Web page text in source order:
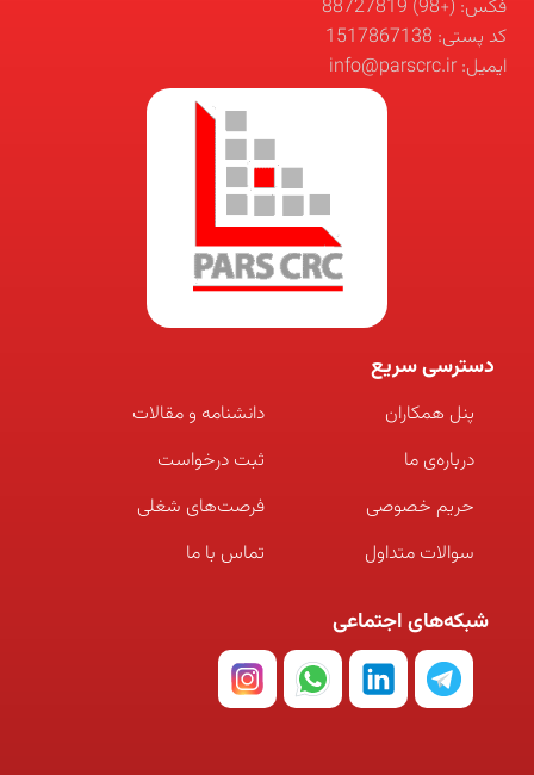
فکس: (+98) 88727819
کد پستی: 1517867138
ایمیل: info@parscrc.ir
دسترسی سریع
پنل همکاران
درباره‌ی ما
حریم خصوصی
سوالات متداول
دانشنامه و مقالات
ثبت درخواست
فرصت‌های شغلی
تماس با ما
شبکه‌های اجتماعی